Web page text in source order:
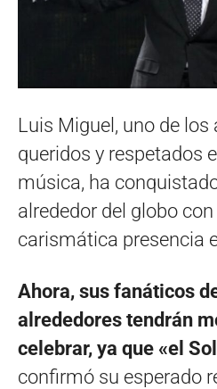
Luis Miguel, uno de
queridos y respetados
música, ha
alrededor del globo
carismática presencia
Ahora, sus fanáticos
alrededores tendrán
celebrar, ya que «el
confirmó su esperado